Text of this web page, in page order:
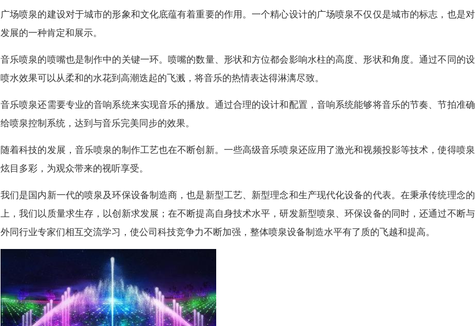
广场喷泉的建设对于城市的形象和文化底蕴有着重要的作用。一个精心设计的广场喷泉不仅仅是城市的标志，也是
发展的一种肯定和展示。
音乐喷泉的喷嘴也是制作中的关键一环。喷嘴的数量、形状和方位都会影响水柱的高度、形状和角度。通过不同的
喷水效果可以从柔和的水花到高潮迭起的飞溅，将音乐的热情表达得淋漓尽致。
音乐喷泉还需要专业的音响系统来实现音乐的播放。通过合理的设计和配置，音响系统能够将音乐的节奏、节拍准
给喷泉控制系统，达到与音乐完美同步的效果。
随着科技的发展，音乐喷泉的制作工艺也在不断创新。一些高级音乐喷泉还应用了激光和视频投影等技术，使得喷
炫目多彩，为观众带来的视听享受。
我们是国内新一代的喷泉及环保设备制造商，也是新型工艺、新型理念和生产现代化设备的代表。在秉承传统理念
上，我们以质量求生存，以创新求发展；在不断提高自身技术水平，研发新型喷泉、环保设备的同时，还通过不断
外同行业专家们相互交流学习，使公司科技竞争力不断加强，整体喷泉设备制造水平有了质的飞越和提高。